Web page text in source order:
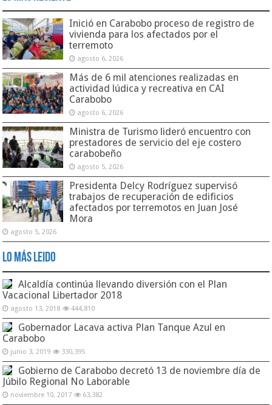
Inició en Carabobo proceso de registro de
vivienda para los afectados por el
terremoto
agosto 6, 2026
Más de 6 mil atenciones realizadas en
actividad lúdica y recreativa en CAI
Carabobo
agosto 6, 2026
Ministra de Turismo lideró encuentro con
prestadores de servicio del eje costero
carabobeño
agosto 5, 2026
Presidenta Delcy Rodríguez supervisó
trabajos de recuperación de edificios
afectados por terremotos en Juan José
Mora
agosto 5, 2026
Lo Más Leido
Alcaldía continúa llevando diversión con el Plan
Vacacional Libertador 2018
agosto 13, 2018 444,810
Gobernador Lacava activa Plan Tanque Azul en
Carabobo
junio 3, 2019 330,395
Gobierno de Carabobo decretó 13 de noviembre día de
Júbilo Regional No Laborable
noviembre 10, 2017 63,382